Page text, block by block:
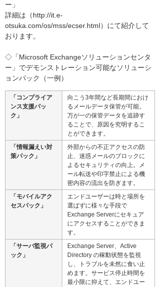
ー」
詳細は（http://it.e-
otsuka.com/os/mss/ecser.html）にて紹介して
おります。
◇「Microsoft Exchangeソリューションセンタ
ー」でデモンストレーション可能なソリューシ
ョンパック（一例）
「コンプライア
ンス支援パッ
ク」
向こう3年間など長期間におけ
るメールデータ保管が可能。
万が一の保管データを追跡す
ることで、原因を究明するこ
とができます。
「情報漏えい対
策パック」
外部からの不正アクセスの防
止、迷惑メールのブロックに
よるセキュリティの向上。メ
ール転送や印字禁止による機
密内容の流出を防ぎます。
「モバイルアク
セスパック」
エンドユーザーは時と場所を
選ばずに様々な手段で
Exchange Serverにセキュア
にアクセスすることができま
す。
「サーバ監視パ
ック」
Exchange Server、Active
Directory の稼動状態を監視
し、トラブルを未然に食い止
めます。サービス停止時間を
最小限に抑えて、エンドユー